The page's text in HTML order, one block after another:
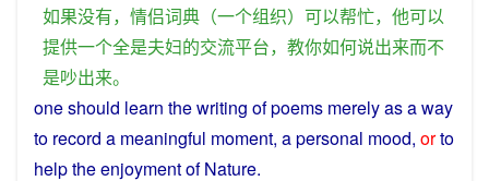
如果没有， 情侣词典 （一个组织） 可以帮忙， 他可以
提供一个全是夫妇的交流平台， 教你如何说出来而不
是吵出来。
oneshould learn thewriting ofpoems merelyasaway
to record a meaningful moment, apersonal mood, orto
help theenjoymentofNature.